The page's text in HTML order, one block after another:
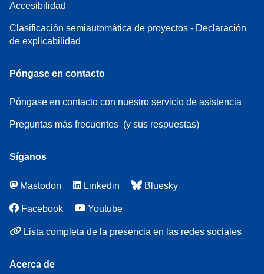
Accesibilidad
Clasificación semiautomática de proyectos - Declaración
de explicabilidad
Póngase en contacto
Póngase en contacto con nuestro servicio de asistencia
Preguntas más frecuentes (y sus respuestas)
Síganos
Mastodon Linkedin Bluesky
Facebook Youtube
Lista completa de la presencia en las redes sociales
Acerca de